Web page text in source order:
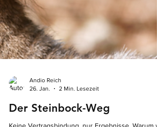
Andio Reich
Der Steinbock-Weg